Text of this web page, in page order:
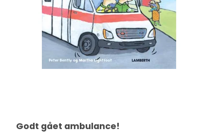
Godt gået ambulance!